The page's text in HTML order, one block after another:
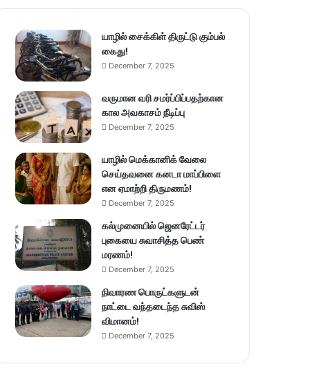
யாழில் சைக்கிள் திருட்டு கும்பல்
கைது!
December 7, 2025
வருமான வரி சமர்ப்பிப்பதற்கான
கால அவகாசம் நீடிப்பு
December 7, 2025
யாழில் மெக்கானிக் வேலை
செய்தவனை கனடா மாப்பிளை
என ஏமாற்றி திருமணம்!
December 7, 2025
கல்முனையில் ஜெனரேட்டர்
புகையை சுவாசித்த பெண்
மரணம்!
December 7, 2025
நிவாரண பொருட்களுடன்
நாட்டை வந்தடைந்த சுவிஸ்
விமானம்!
December 7, 2025